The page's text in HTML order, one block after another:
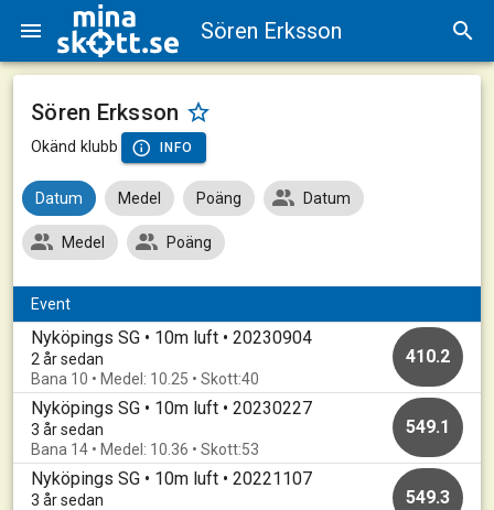
Sören Erksson
Sören Erksson
Okänd klubb INFO
Datum Medel Poäng Datum
Medel Poäng
Event
Nyköpings SG • 10m luft • 20230904
2 år sedan
Bana 10 • Medel: 10.25 • Skott:40
410.2
Nyköpings SG • 10m luft • 20230227
3 år sedan
Bana 14 • Medel: 10.36 • Skott:53
549.1
Nyköpings SG • 10m luft • 20221107
3 år sedan
549.3